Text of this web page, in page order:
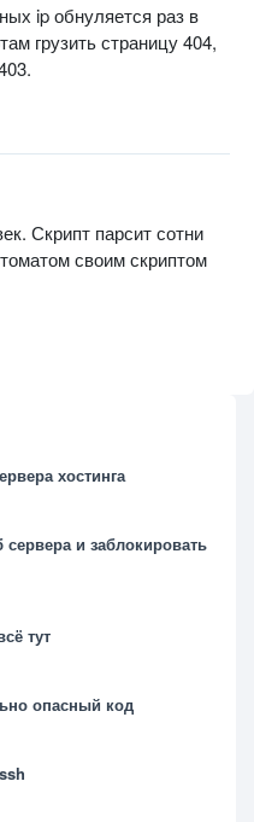
ip обнуляется раз в
грузить страницу 404,
Скрипт парсит сотни
своим скриптом
хостинга
сервера и заблокировать
тут
опасный код